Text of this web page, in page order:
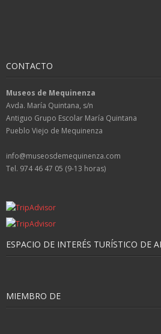
CONTACTO
Museos de Mequinenza
Avda. María Quintana, s/n
Antiguo Grupo Escolar María Quintana
Pueblo Viejo de Mequinenza
info@museosdemequinenza.com
Tel. 974 46 47 05 (9-13 horas)
ESPACIO DE INTERÉS TURÍSTICO DE
MIEMBRO DE